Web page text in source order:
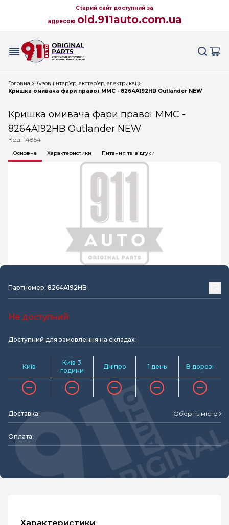
Старий сайт доступний за
адресою old.911auto.com.ua
Головна
Кузов (інтер'єр, екстер'єр, електрика)
Кришка омивача фари правої MMC - 8264A192HB Outlander NEW
Кришка омивача фари правої MMC -
8264A192HB Outlander NEW
Код: 14854
Основне Характеристики Питання та відгуки
Партномер: 8264A192HB
Не доступний
Доступний для замовлення на складах:
Київ
Київ 3
години
Дніпро 1 день В дорозі
Доставка: Оберіть місто
Оплата: